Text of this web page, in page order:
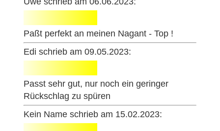
Paßt perfekt an meinen Nagant - Top !
Edi schrieb am 09.05.2023:
Passt sehr gut, nur noch ein geringer
Rückschlag zu spüren
Kein Name schrieb am 15.02.2023: